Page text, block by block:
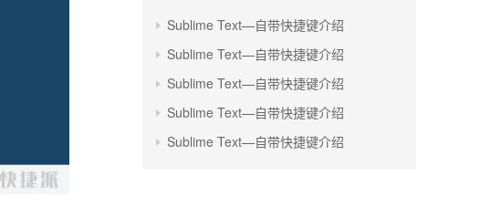
Sublime Text—自带快捷键介绍
Sublime Text—自带快捷键介绍
Sublime Text—自带快捷键介绍
Sublime Text—自带快捷键介绍
Sublime Text—自带快捷键介绍